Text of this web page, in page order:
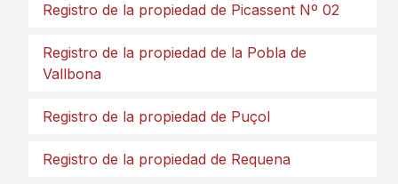
Registro de la propiedad de Picassent Nº 02
Registro de la propiedad de la Pobla de
Vallbona
Registro de la propiedad de Puçol
Registro de la propiedad de Requena